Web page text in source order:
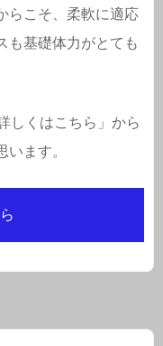
らこそ、柔軟に適応
も基礎体力がとても
しくはこちら」から
ます。